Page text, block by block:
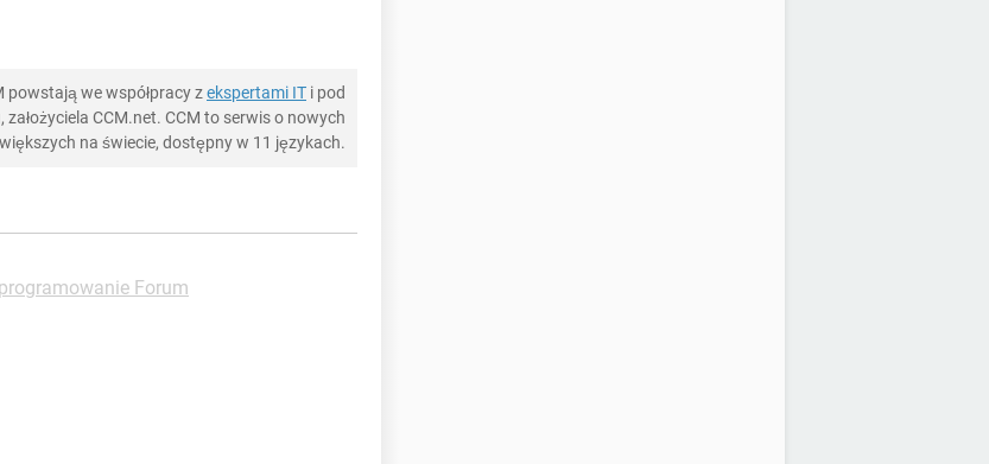
powstają we współpracy zekspertami IT i pod
CCM.net. CCM to serwis o nowych
na świecie, dostępny w 11 językach.
Forum